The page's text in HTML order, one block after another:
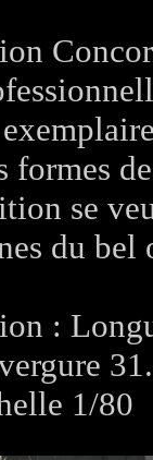
formes
se
du bel
:
1/80